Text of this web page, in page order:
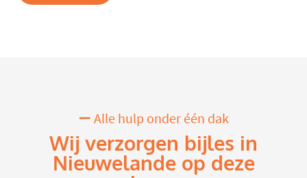
Alle hulp onder één dak
Wij verzorgen bijles in
Nieuwelande op deze